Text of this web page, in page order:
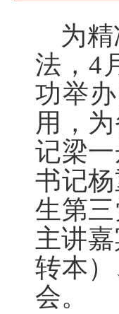
为
法，4
功举
用，
记梁
书记
生第
主讲
转本
会。